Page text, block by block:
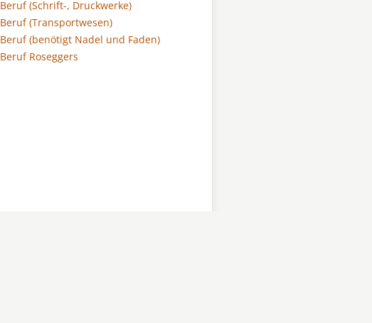
Beruf (Schrift-, Druckwerke)
Beruf (Transportwesen)
Beruf (benötigt Nadel und Faden)
Beruf Roseggers